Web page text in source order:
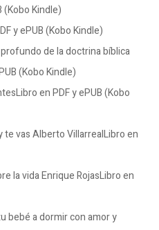
(Kobo Kindle)
y ePUB (Kobo Kindle)
de la doctrina bíblica
(Kobo Kindle)
en PDF y ePUB (Kobo
te vas Alberto VillarrealLibro en
la vida Enrique RojasLibro en
bebé a dormir con amor y